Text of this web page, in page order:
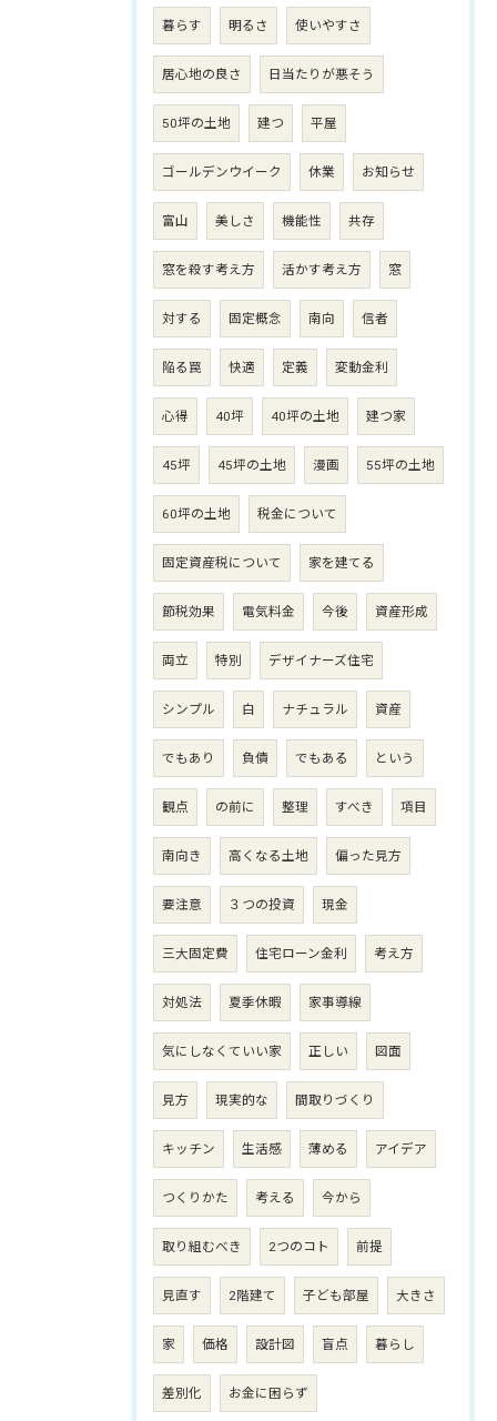
暮らす 明るさ 使いやすさ
居心地の良さ 日当たりが悪そう
50坪の土地 建つ 平屋
ゴールデンウイーク 休業 お知らせ
富山 美しさ 機能性 共存
窓を殺す考え方 活かす考え方 窓
対する 固定概念 南向 信者
陥る罠 快適 定義 変動金利
心得 40坪 40坪の土地 建つ家
45坪 45坪の土地 漫画 55坪の土地
60坪の土地 税金について
固定資産税について 家を建てる
節税効果 電気料金 今後 資産形成
両立 特別 デザイナーズ住宅
シンプル 白 ナチュラル 資産
でもあり 負債 でもある という
観点 の前に 整理 すべき 項目
南向き 高くなる土地 偏った見方
要注意 ３つの投資 現金
三大固定費 住宅ローン金利 考え方
対処法 夏季休暇 家事導線
気にしなくていい家 正しい 図面
見方 現実的な 間取りづくり
キッチン 生活感 薄める アイデア
つくりかた 考える 今から
取り組むべき 2つのコト 前提
見直す 2階建て 子ども部屋 大きさ
家 価格 設計図 盲点 暮らし
差別化 お金に困らず